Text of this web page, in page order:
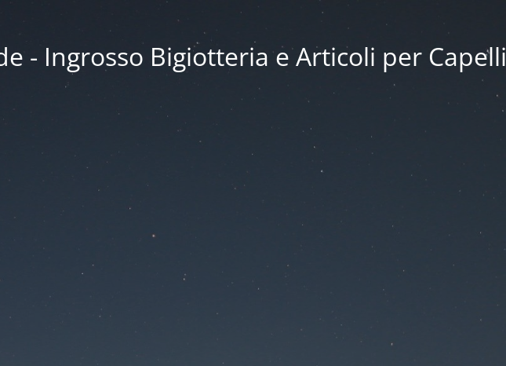
- Ingrosso Bigiotteria e Articoli per Capelli